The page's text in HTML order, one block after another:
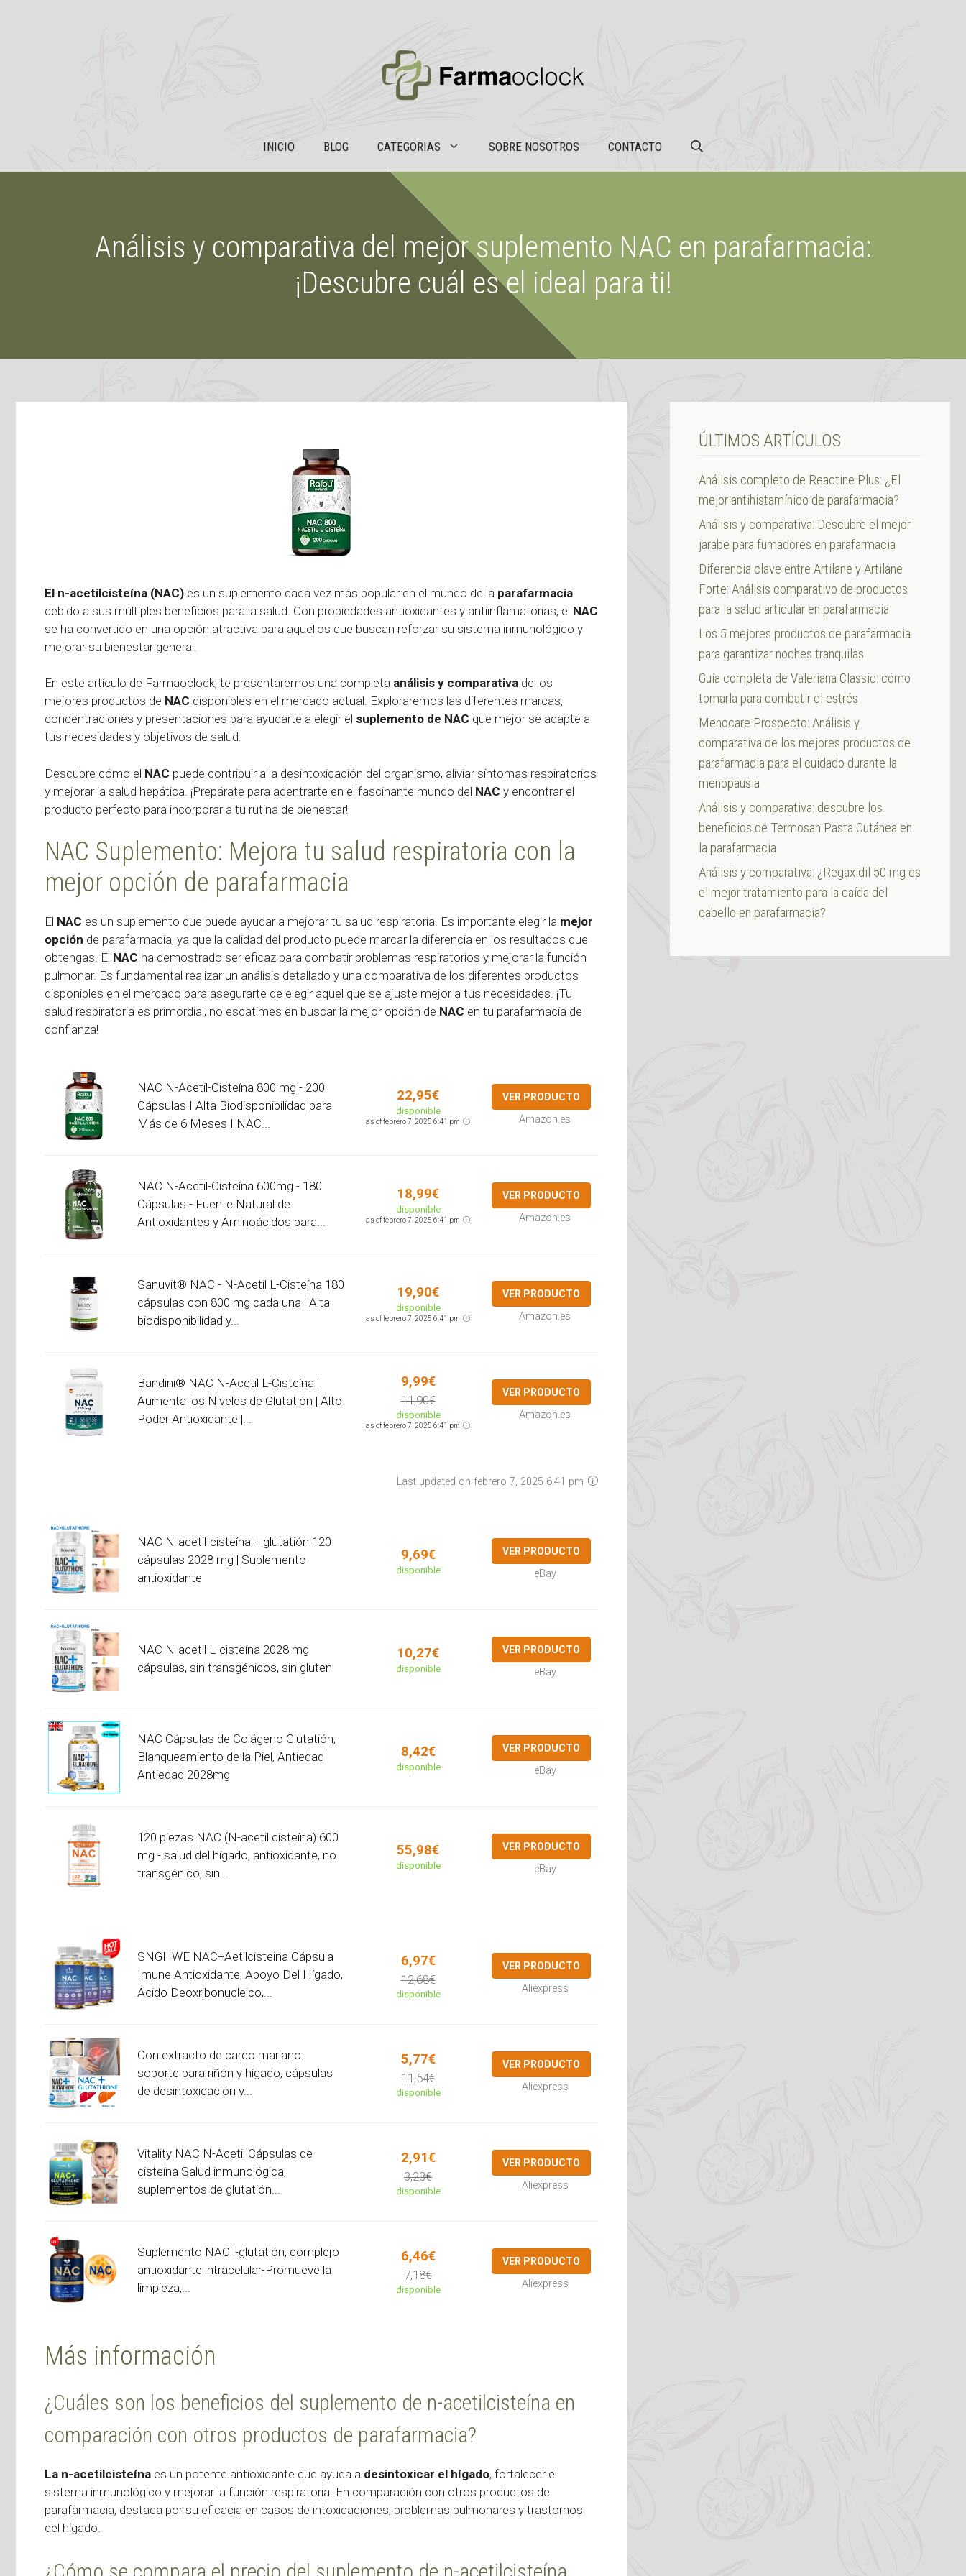
INICIO BLOG CATEGORIAS SOBRE NOSOTROS CONTACTO
Análisis y comparativa del mejor suplemento NAC en parafarmacia:
¡Descubre cuál es el ideal para ti!
El n-acetilcisteína (NAC) es un suplemento cada vez más popular en el mundo de la parafarmacia
debido a sus múltiples beneficios para la salud. Con propiedades antioxidantes y antiinflamatorias, el NAC
se ha convertido en una opción atractiva para aquellos que buscan reforzar su sistema inmunológico y
mejorar su bienestar general.
En este artículo de Farmaoclock, te presentaremos una completa análisis y comparativa de los
mejores productos de NAC disponibles en el mercado actual. Exploraremos las diferentes marcas,
concentraciones y presentaciones para ayudarte a elegir el suplemento de NAC que mejor se adapte a
tus necesidades y objetivos de salud.
Descubre cómo el NAC puede contribuir a la desintoxicación del organismo, aliviar síntomas respiratorios
y mejorar la salud hepática. ¡Prepárate para adentrarte en el fascinante mundo del NAC y encontrar el
producto perfecto para incorporar a tu rutina de bienestar!
NAC Suplemento: Mejora tu salud respiratoria con la
mejor opción de parafarmacia
El NAC es un suplemento que puede ayudar a mejorar tu salud respiratoria. Es importante elegir la mejor
opción de parafarmacia, ya que la calidad del producto puede marcar la diferencia en los resultados que
obtengas. El NAC ha demostrado ser eficaz para combatir problemas respiratorios y mejorar la función
pulmonar. Es fundamental realizar un análisis detallado y una comparativa de los diferentes productos
disponibles en el mercado para asegurarte de elegir aquel que se ajuste mejor a tus necesidades. ¡Tu
salud respiratoria es primordial, no escatimes en buscar la mejor opción de NAC en tu parafarmacia de
confianza!
NAC N-Acetil-Cisteína 800 mg - 200
Cápsulas I Alta Biodisponibilidad para
Más de 6 Meses I NAC...
22,95€
disponible
as of febrero 7, 2025 6:41 pm
VER PRODUCTO
Amazon.es
NAC N-Acetil-Cisteína 600mg - 180
Cápsulas - Fuente Natural de
Antioxidantes y Aminoácidos para...
18,99€
disponible
as of febrero 7, 2025 6:41 pm
VER PRODUCTO
Amazon.es
Sanuvit® NAC - N-Acetil L-Cisteína 180
cápsulas con 800 mg cada una | Alta
biodisponibilidad y...
19,90€
disponible
as of febrero 7, 2025 6:41 pm
VER PRODUCTO
Amazon.es
Bandini® NAC N-Acetil L-Cisteína |
Aumenta los Niveles de Glutatión | Alto
Poder Antioxidante |...
9,99€
11,90€
disponible
as of febrero 7, 2025 6:41 pm
VER PRODUCTO
Amazon.es
Last updated on febrero 7, 2025 6:41 pm
NAC N-acetil-cisteína + glutatión 120
cápsulas 2028 mg | Suplemento
antioxidante
9,69€
disponible
VER PRODUCTO
eBay
NAC N-acetil L-cisteína 2028 mg
cápsulas, sin transgénicos, sin gluten
10,27€
disponible
VER PRODUCTO
eBay
NAC Cápsulas de Colágeno Glutatión,
Blanqueamiento de la Piel, Antiedad
Antiedad 2028mg
8,42€
disponible
VER PRODUCTO
eBay
120 piezas NAC (N-acetil cisteína) 600
mg - salud del hígado, antioxidante, no
transgénico, sin...
55,98€
disponible
VER PRODUCTO
eBay
SNGHWE NAC+Aetilcisteina Cápsula
Imune Antioxidante, Apoyo Del Hígado,
Ácido Deoxribonucleico,...
6,97€
12,68€
disponible
VER PRODUCTO
Aliexpress
Con extracto de cardo mariano:
soporte para riñón y hígado, cápsulas
de desintoxicación y...
5,77€
11,54€
disponible
VER PRODUCTO
Aliexpress
Vitality NAC N-Acetil Cápsulas de
cisteína Salud inmunológica,
suplementos de glutatión...
2,91€
3,23€
disponible
VER PRODUCTO
Aliexpress
Suplemento NAC l-glutatión, complejo
antioxidante intracelular-Promueve la
limpieza,...
6,46€
7,18€
disponible
VER PRODUCTO
Aliexpress
Más información
¿Cuáles son los beneficios del suplemento de n-acetilcisteína en
comparación con otros productos de parafarmacia?
La n-acetilcisteína es un potente antioxidante que ayuda a desintoxicar el hígado, fortalecer el
sistema inmunológico y mejorar la función respiratoria. En comparación con otros productos de
parafarmacia, destaca por su eficacia en casos de intoxicaciones, problemas pulmonares y trastornos
del hígado.
ÚLTIMOS ARTÍCULOS
Análisis completo de Reactine Plus: ¿El
mejor antihistamínico de parafarmacia?
Análisis y comparativa: Descubre el mejor
jarabe para fumadores en parafarmacia
Diferencia clave entre Artilane y Artilane
Forte: Análisis comparativo de productos
para la salud articular en parafarmacia
Los 5 mejores productos de parafarmacia
para garantizar noches tranquilas
Guía completa de Valeriana Classic: cómo
tomarla para combatir el estrés
Menocare Prospecto: Análisis y
comparativa de los mejores productos de
parafarmacia para el cuidado durante la
menopausia
Análisis y comparativa: descubre los
beneficios de Termosan Pasta Cutánea en
la parafarmacia
Análisis y comparativa: ¿Regaxidil 50 mg es
el mejor tratamiento para la caída del
cabello en parafarmacia?